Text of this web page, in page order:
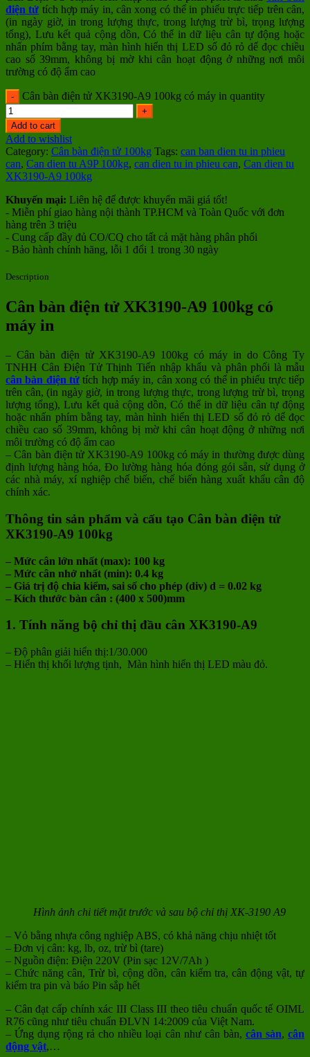
điện tử tích hợp máy in, cân xong có thể in phiếu trực tiếp trên cân,
(in ngày giờ, in trong lượng thực, trong lượng trừ bì, trọng lượng
tổng), Lưu kết quả cộng dồn, Có thể in dữ liệu cân tự động hoặc
nhấn phím bằng tay, màn hình hiển thị LED số đỏ rỏ dể đọc chiều
cao số 39mm, không bị mờ khi cân hoạt động ở những nơi môi
trường có độ ẩm cao
Cân bàn điện tử XK3190-A9 100kg có máy in quantity
Add to cart
Add to wishlist
Category: Cân bàn điện tử 100kg Tags: can ban dien tu in phieu
can, Can dien tu A9P 100kg, can dien tu in phieu can, Can dien tu
XK3190-A9 100kg
Khuyến mại: Liên hệ để được khuyến mãi giá tốt!
- Miễn phí giao hàng nội thành TP.HCM và Toàn Quốc với đơn
hàng trên 3 triệu
- Cung cấp đầy đủ CO/CQ cho tất cả mặt hàng phân phối
- Bảo hành chính hãng, lỗi 1 đổi 1 trong 30 ngày
Description
Cân bàn điện tử XK3190-A9 100kg có
máy in
– Cân bàn điện tử XK3190-A9 100kg có máy in do Công Ty
TNHH Cân Điện Tử Thịnh Tiến nhập khẩu và phân phối là mẫu
cân bàn điện tử tích hợp máy in, cân xong có thể in phiếu trực tiếp
trên cân, (in ngày giờ, in trong lượng thực, trong lượng trừ bì, trọng
lượng tổng), Lưu kết quả cộng dồn, Có thể in dữ liệu cân tự động
hoặc nhấn phím bằng tay, màn hình hiển thị LED số đỏ rỏ dể đọc
chiều cao số 39mm, không bị mờ khi cân hoạt động ở những nơi
môi trường có độ ẩm cao
– Cân bàn điện tử XK3190-A9 100kg có máy in thường được dùng
định lượng hàng hóa, Đo lường hàng hóa đóng gói sẵn, sử dụng ở
các nhà máy, xí nghiệp chế biến, chế biến hàng xuất khẩu cân độ
chính xác.
Thông tin sản phẩm và cấu tạo Cân bàn điện tử
XK3190-A9 100kg
– Mức cân lớn nhất (max): 100 kg
– Mức cân nhở nhất (min): 0.4 kg
– Giá trị độ chia kiểm, sai số cho phép (div) d = 0.02 kg
– Kích thước bàn cân : (400 x 500)mm
1. Tính năng bộ chỉ thị đầu cân XK3190-A9
– Độ phân giải hiển thị:1/30.000
– Hiển thị khối lượng tịnh, Màn hình hiển thị LED màu đỏ.
Hình ảnh chi tiết mặt trước và sau bộ chỉ thị XK-3190 A9
– Vỏ bằng nhựa công nghiệp ABS, có khả năng chịu nhiệt tốt
– Đơn vị cân: kg, lb, oz, trừ bì (tare)
– Nguồn điện: Điện 220V (Pin sạc 12V/7Ah )
– Chức năng cân, Trừ bì, cộng dồn, cân kiểm tra, cân động vật, tự
kiểm tra pin và báo Pin sắp hết
– Cân đạt cấp chính xác III Class III theo tiêu chuẩn quốc tế OIML
R76 cũng như tiêu chuẩn ĐLVN 14:2009 của Việt Nam.
– Ứng dụng rộng rả cho nhiều loại cân như cân bàn, cân sàn,cân
động vật,…